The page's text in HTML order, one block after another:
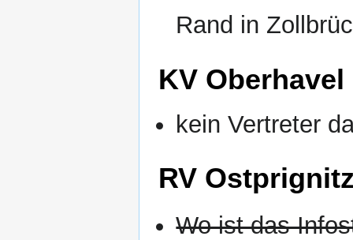
Rand in
KV Oberhavel
kein Vertreter
RV
Wo ist das